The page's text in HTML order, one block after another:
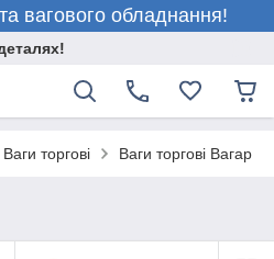
вагового обладнання!
Ваги торгові Ваги торгові Вагар